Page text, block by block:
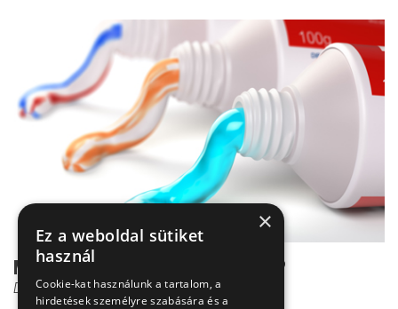
Milyen fogkrém a leghatékonyabb?
Dr. Kiss Melinda Viktória
×
Ez a weboldal sütiket
használ
Cookie-kat használunk a tartalom, a
hirdetések személyre szabására és a